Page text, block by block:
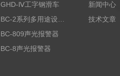
GHD-Ⅳ工字钢滑车
BC-809声光报警器
BC-8声光报警器
新闻中心
技术文章